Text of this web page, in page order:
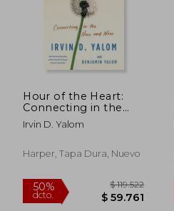
Hour of the Heart:
Connecting in the
Here and Now (en
Inglés)
Irvin D. Yalom
Harper, Tapa Dura, Nuevo